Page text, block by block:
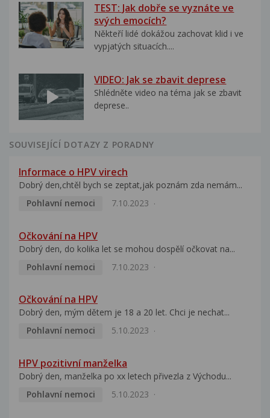
TEST: Jak dobře se vyznáte ve
svých emocích?
Někteří lidé dokážou zachovat klid i ve
vypjatých situacích....
VIDEO: Jak se zbavit deprese
Shlédněte video na téma jak se zbavit
deprese..
SOUVISEJÍCÍ DOTAZY Z PORADNY
Informace o HPV virech
Dobrý den,chtěl bych se zeptat,jak poznám zda nemám...
Pohlavní nemoci
7.10.2023
Očkování na HPV
Dobrý den, do kolika let se mohou dospělí očkovat na...
Pohlavní nemoci
7.10.2023
Očkování na HPV
Dobrý den, mým dětem je 18 a 20 let. Chci je nechat...
Pohlavní nemoci
5.10.2023
HPV pozitivní manželka
Dobrý den, manželka po xx letech přivezla z Východu...
Pohlavní nemoci
5.10.2023